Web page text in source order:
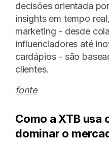
decisões orientada
insights em tempo
marketing - desde
influenciadores até
cardápios - são
clientes.
fonte
Como a XTB usa
dominar o